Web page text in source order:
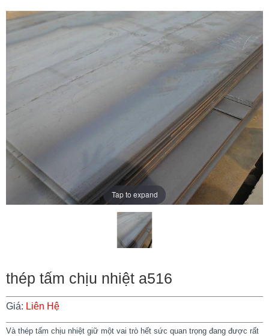
Tap to expand
thép tấm chịu nhiệt a516
Giá: Liên Hệ
Và thép tấm chịu nhiệt giữ một vai trò hết sức quan trọng đang được rất